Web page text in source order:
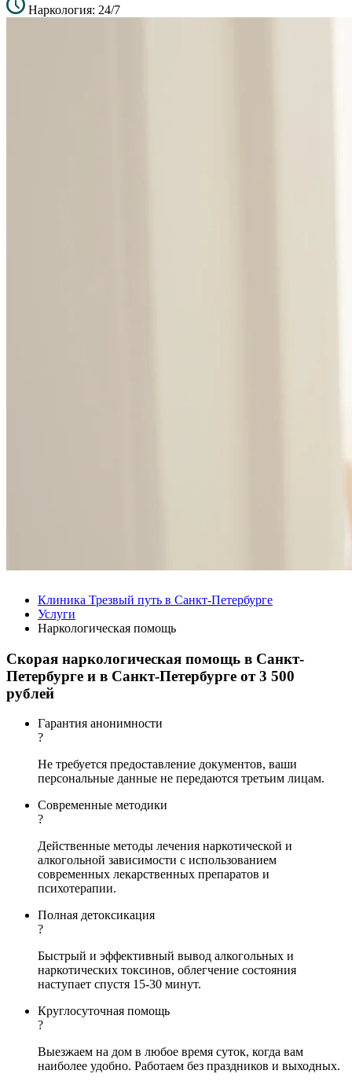
Наркология: 24/7
Клиника Трезвый путь в Санкт-Петербурге
Услуги
Наркологическая помощь
Скорая наркологическая помощь в Санкт-
Петербурге и в Санкт-Петербурге от3 500
рублей
Гарантия анонимности
?
Не требуется предоставление документов, ваши
персональные данные не передаются третьим лицам.
Современные методики
?
Действенные методы лечения наркотической и
алкогольной зависимости с использованием
современных лекарственных препаратов и
психотерапии.
Полная детоксикация
?
Быстрый и эффективный вывод алкогольных и
наркотических токсинов, облегчение состояния
наступает спустя 15-30 минут.
Круглосуточная помощь
?
Выезжаем на дом в любое время суток, когда вам
наиболее удобно. Работаем без праздников и выходных.